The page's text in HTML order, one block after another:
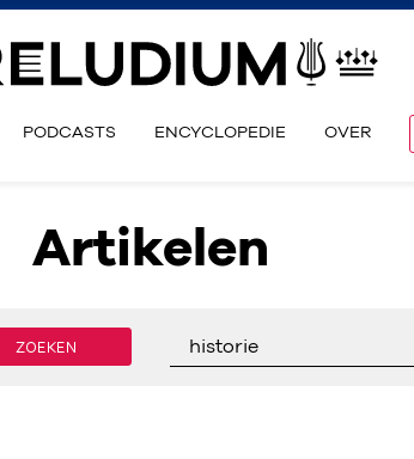
PODCASTS ENCYCLOPEDIE OVER
Artikelen
ZOEKEN historie